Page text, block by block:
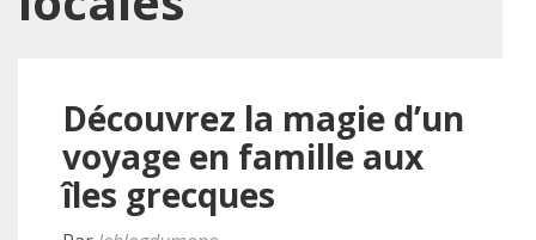
Découvrez la magie d’un
voyage en famille aux
îles grecques